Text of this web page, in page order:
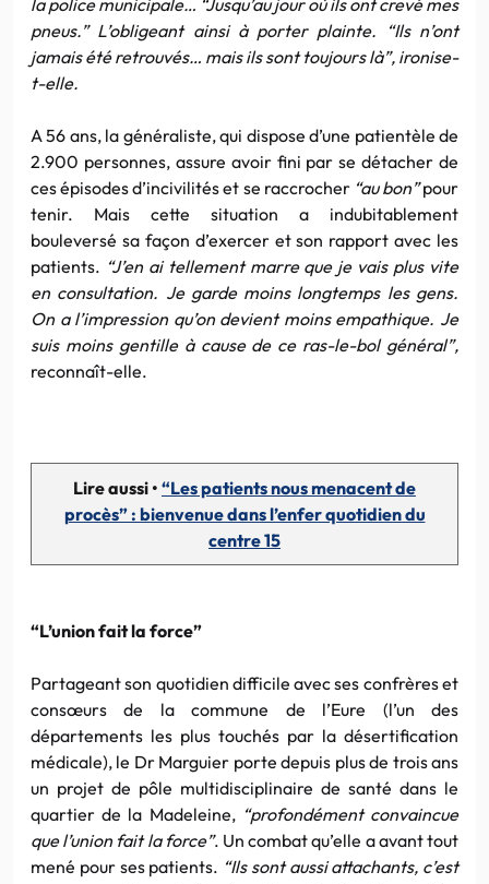
pneus.” L’obligeant ainsi à porter plainte.
“Ils n’ont
jamais été retrouvés… mais ils sont toujours là”, ironise-
t-elle.
A 56 ans, la généraliste, qui dispose d’une patientèle de
2.900 personnes, assure avoir fini par se détacher de
ces épisodes d’incivilités et se raccrocher “au bon”pour
tenir. Mais cette situation a indubitablement
bouleversé sa façon d’exercer et son rapport avec les
patients. “J’en ai tellement marre que je vais plus vite
en consultation. Je garde moins longtemps les gens.
On a l’impression qu’on devient moins empathique. Je
suis moins gentille à cause de ce ras-le-bol général”,
reconnaît-elle.
Lire aussi • “Les patients nous menacent de
procès” : bienvenue dans l’enfer quotidien du
centre 15
“L’union fait la force”
Partageant son quotidien difficile avec ses confrères et
consœurs de la commune de l’Eure (l’un des
départements les plus touchés par la désertification
médicale), le Dr Marguier porte depuis plus de trois ans
un projet de pôle multidisciplinaire de santé dans le
quartier de la Madeleine, “profondément convaincue
que l’union fait la force”. Un combat qu’elle a avant tout
mené pour ses patients. “Ils sont aussi attachants, c’est